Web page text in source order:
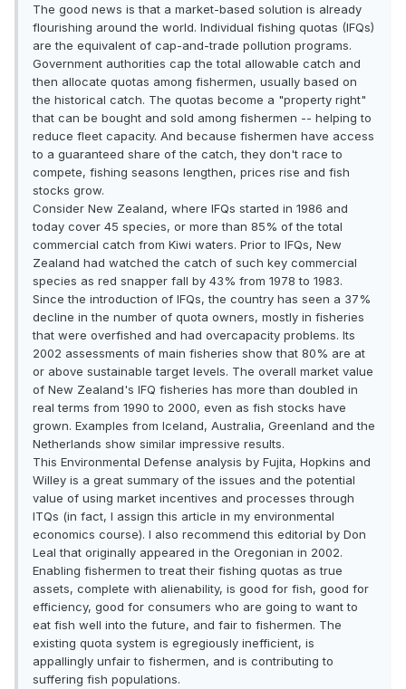
The good news is that a market-based solution is already
flourishing around the world. Individual fishing quotas (IFQs)
are the equivalent of cap-and-trade pollution programs.
Government authorities cap the total allowable catch and
then allocate quotas among fishermen, usually based on
the historical catch. The quotas become a "property right"
that can be bought and sold among fishermen -- helping to
reduce fleet capacity. And because fishermen have access
to a guaranteed share of the catch, they don't race to
compete, fishing seasons lengthen, prices rise and fish
stocks grow.
Consider New Zealand, where IFQs started in 1986 and
today cover 45 species, or more than 85% of the total
commercial catch from Kiwi waters. Prior to IFQs, New
Zealand had watched the catch of such key commercial
species as red snapper fall by 43% from 1978 to 1983.
Since the introduction of IFQs, the country has seen a 37%
decline in the number of quota owners, mostly in fisheries
that were overfished and had overcapacity problems. Its
2002 assessments of main fisheries show that 80% are at
or above sustainable target levels. The overall market value
of New Zealand's IFQ fisheries has more than doubled in
real terms from 1990 to 2000, even as fish stocks have
grown. Examples from Iceland, Australia, Greenland and the
Netherlands show similar impressive results.
This Environmental Defense analysis by Fujita, Hopkins and
Willey is a great summary of the issues and the potential
value of using market incentives and processes through
ITQs (in fact, I assign this article in my environmental
economics course). I also recommend this editorial by Don
Leal that originally appeared in the Oregonian in 2002.
Enabling fishermen to treat their fishing quotas as true
assets, complete with alienability, is good for fish, good for
efficiency, good for consumers who are going to want to
eat fish well into the future, and fair to fishermen. The
existing quota system is egregiously inefficient, is
appallingly unfair to fishermen, and is contributing to
suffering fish populations.